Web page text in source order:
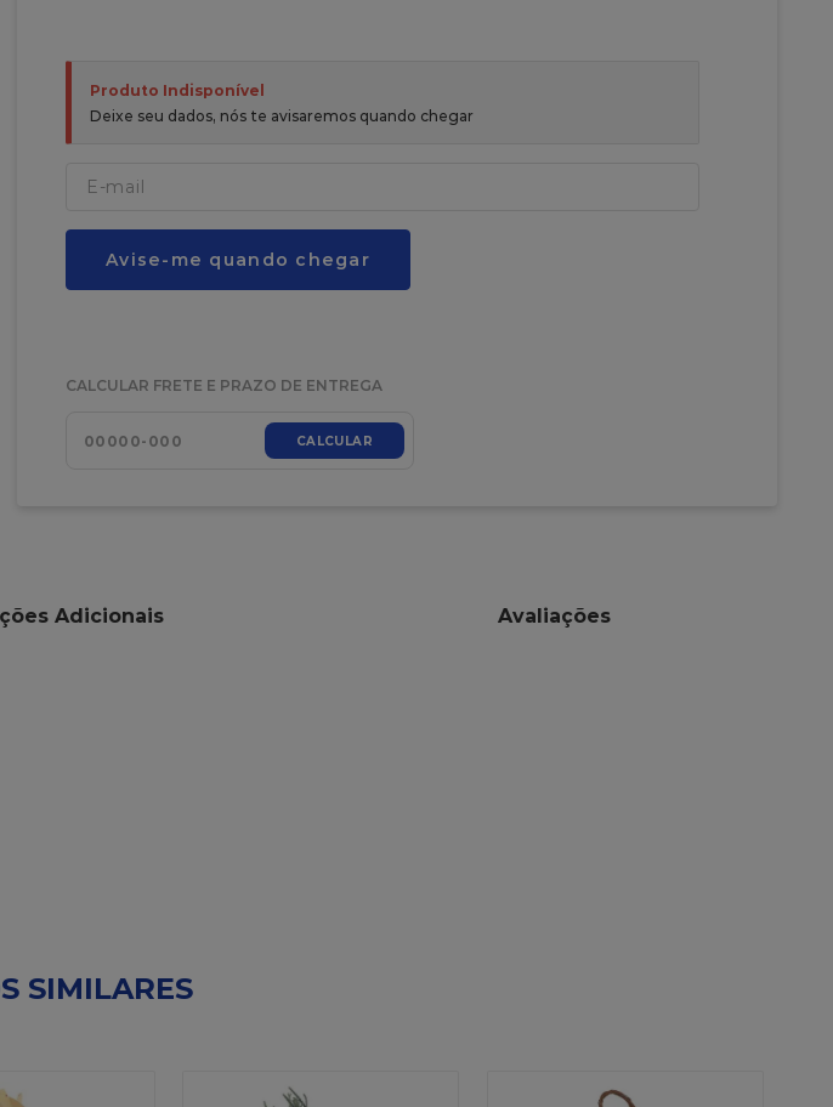
Produto Indisponível
Deixe seu dados, nós te avisaremos quando chegar
Avise-me quando chegar
CALCULAR FRETE E PRAZO DE ENTREGA
CALCULAR
Adicionais Avaliações
SIMILARES